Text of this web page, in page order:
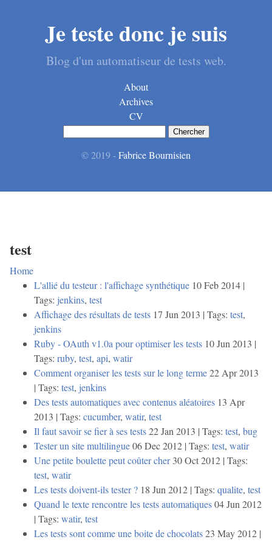
Je teste donc je suis
Blog d'un automatiseur de tests web.
About
Archives
CV
© 2019 -Fabrice Bournisien
test
Home
L'allié du testeur : l'affichage synthétique 10 Feb 2014 |
Tags: jenkins, test
Affichage des résultats de tests 17 Jun 2013 | Tags: test,
jenkins
Ruby - OAuth v1.0a pour optimiser les tests 10 Jun 2013 |
Tags: ruby, test, api, watir
Comment organiser les tests sur le long terme22 Apr 2013
| Tags: test, jenkins
Des tests automatiques avec contenus aléatoires 13 Apr
2013 | Tags: cucumber, watir, test
Il faut savoir se fier à ses tests22 Jan 2013 | Tags: test, bug
Tester un site multilingue06 Dec 2012 | Tags: test, watir
Une petite boulette peut coûter cher30 Oct 2012 | Tags:
test, watir
Les tests doivent-ils tester ? 18 Jun 2012 | Tags: qualite, test
Quand le texte rencontre les tests automatiques04 Jun 2012
| Tags: watir, test
Les tests sont comme une boite de chocolats23 May 2012 |